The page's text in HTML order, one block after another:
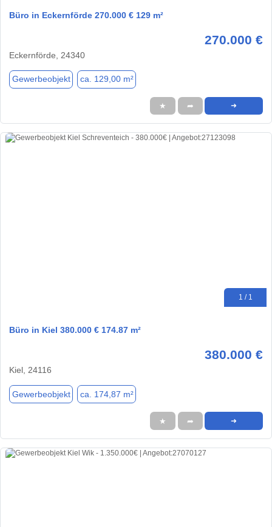
Büro in Eckernförde 270.000 € 129 m²
270.000 €
Eckernförde, 24340
Gewerbeobjekt ca. 129,00 m²
★ ➦ ➜
1 / 1
Büro in Kiel 380.000 € 174.87 m²
380.000 €
Kiel, 24116
Gewerbeobjekt ca. 174,87 m²
★ ➦ ➜